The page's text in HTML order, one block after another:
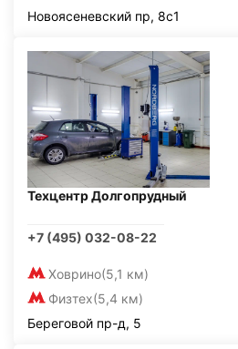
Новоясеневский пр, 8с1
Техцентр Долгопрудный
+7 (495) 032-08-22
Ховрино(5,1 км)
Физтех(5,4 км)
Береговой пр-д, 5